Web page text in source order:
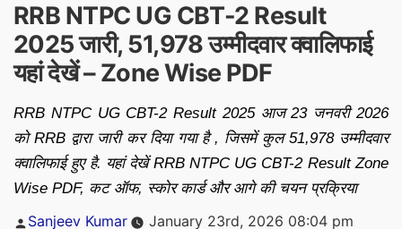
RRB NTPC UG CBT-2 Result
2025 जारी, 51,978 उम्मीदवार क्वालिफाई
यहां देखें – Zone Wise PDF
RRB NTPC UG CBT-2 Result 2025 आज 23 जनवरी 2026
को RRB द्वारा जारी कर दिया गया है , जिसमें कुल 51,978 उम्मीदवार
क्वालिफाई हुए है. यहां देखें RRB NTPC UG CBT-2 Result Zone
Wise PDF, कट ऑफ, स्कोर कार्ड और आगे की चयन प्रक्रिया
Posted
Sanjeev Kumar January 23rd, 2026 08:04 pm